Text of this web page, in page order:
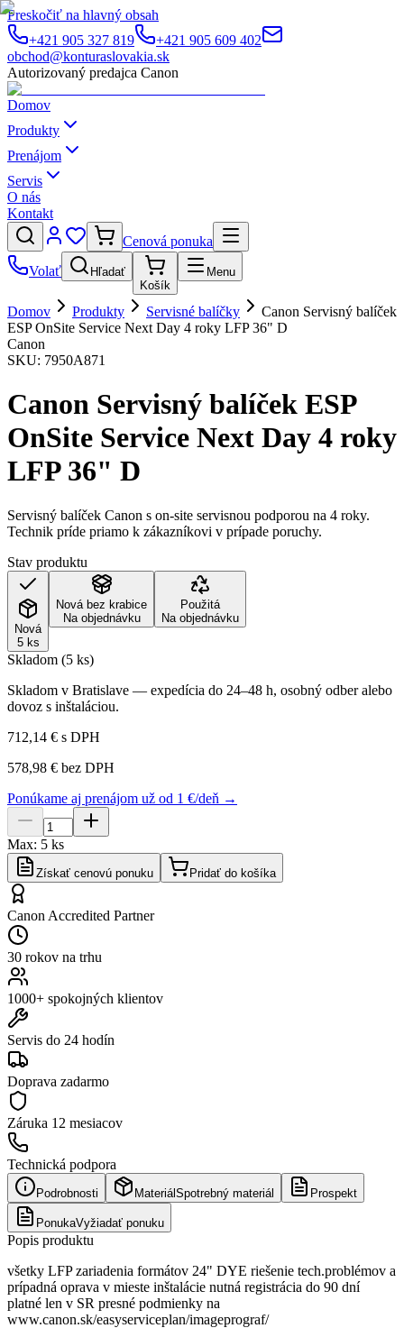
Preskočiť na hlavný obsah
+421 905 327 819
+421 905 609 402
obchod@konturaslovakia.sk
Autorizovaný predajca Canon
Domov
Produkty
Prenájom
Servis
O nás
Kontakt
Cenová ponuka
Volať
Hľadať
Košík
Menu
Domov Produkty Servisné balíčky
Canon Servisný balíček
ESP OnSite Service Next Day 4 roky LFP 36" D
Canon
SKU: 7950A871
Canon Servisný balíček ESP
OnSite Service Next Day 4 roky
LFP 36" D
Servisný balíček Canon s on-site servisnou podporou na 4 roky.
Technik príde priamo k zákazníkovi v prípade poruchy.
Stav produktu
Nová
5 ks
Nová bez krabice
Na objednávku
Použitá
Na objednávku
Skladom (5 ks)
Skladom v Bratislave — expedícia do 24–48 h, osobný odber alebo
dovoz s inštaláciou.
712,14 € s DPH
578,98 € bez DPH
Ponúkame aj prenájom už od 1 €/deň →
Max: 5 ks
Získať cenovú ponuku Pridať do košíka
Canon Accredited Partner
30 rokov na trhu
1000+ spokojných klientov
Servis do 24 hodín
Doprava zadarmo
Záruka 12 mesiacov
Technická podpora
Podrobnosti Materiál Spotrebný materiál Prospekt
PonukaVyžiadať ponuku
Popis produktu
všetky LFP zariadenia formátov 24" DYE riešenie tech.problémov a
prípadná oprava v mieste inštalácie nutná registrácia do 90 dní
platné len v SR presné podmienky na
www.canon.sk/easyserviceplan/imageprograf/